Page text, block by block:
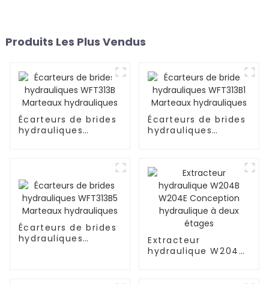
Produits Les Plus Vendus
Écarteurs de brides
hydrauliques
Écarteurs de brides
hydrauliques
Écarteurs de brides
hydrauliques
Extracteur
hydraulique W204B